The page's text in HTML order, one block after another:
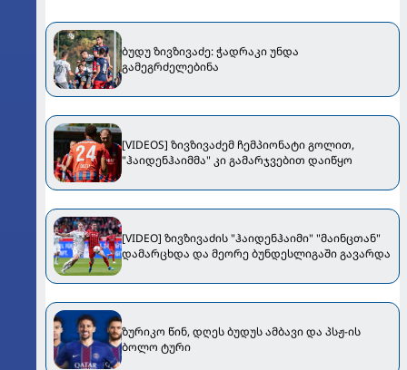
ბუდუ ზივზივაძე: ჭადრაკი უნდა
გამეგრძელებინა
[VIDEOS] ზივზივაძემ ჩემპიონატი გოლით,
"ჰაიდენჰაიმმა" კი გამარჯვებით დაიწყო
[VIDEO] ზივზივაძის "ჰაიდენჰაიმი" "მაინცთან"
დამარცხდა და მეორე ბუნდესლიგაში გავარდა
ზურიკო წინ, დღეს ბუდუს ამბავი და პსჟ-ის
ბოლო ტური